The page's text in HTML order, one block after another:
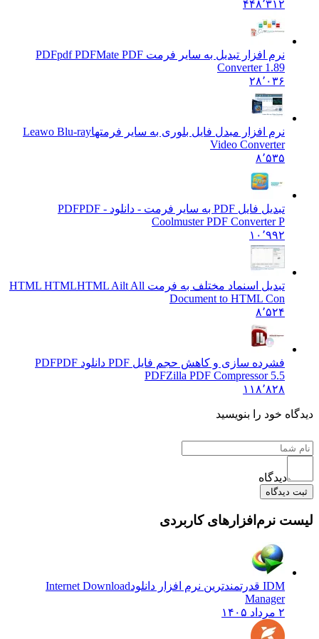
۴۴۸٬۳۱۲
نرم افزار تبدیل به سایر فرمت PDFpdf PDFMate PDF
Converter 1.89
۲۸٬۰۳۶
نرم افزار مبدل فایل بلوری به سایر فرمتهاLeawo Blu-ray
Video Converter
۸٬۵۳۵
تبدیل فایل PDF به سایر فرمت - دانلود PDF
PDF -
Coolmuster PDF Converter P
۱۰٬۹۹۲
تبدیل اسنماد مختلف به فرمت HTML HTMLHTML Ailt All
Document to HTML Con
۸٬۵۲۴
فشرده سازی و کاهش حجم فایل PDF دانلود PDF
PDF
PDFZilla PDF Compressor 5.5
۱۱۸٬۸۲۸
خود را بنویسید
دیدگاه
نرم‌افزارهای کاربردی
Internet Download
Manager